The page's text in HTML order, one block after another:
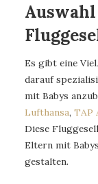
Es gibt eine
darauf
mit Babys
Lufthansa, TAP
Diese
Eltern mit
gestalten.